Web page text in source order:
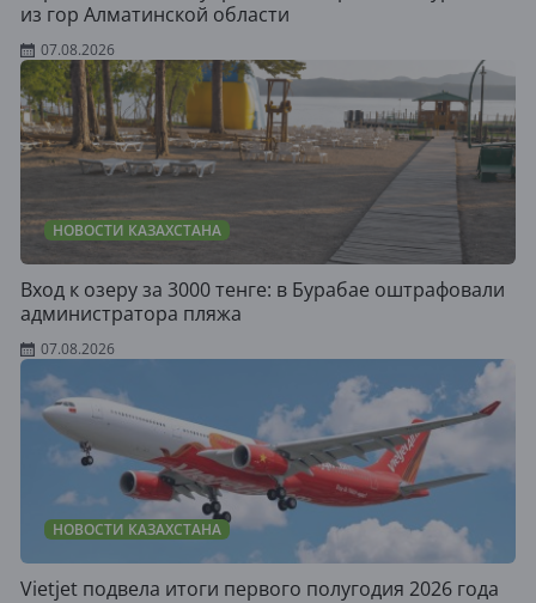
из гор Алматинской области
07.08.2026
НОВОСТИ КАЗАХСТАНА
Вход к озеру за 3000 тенге: в Бурабае оштрафовали
администратора пляжа
07.08.2026
НОВОСТИ КАЗАХСТАНА
Vietjet подвела итоги первого полугодия 2026 года